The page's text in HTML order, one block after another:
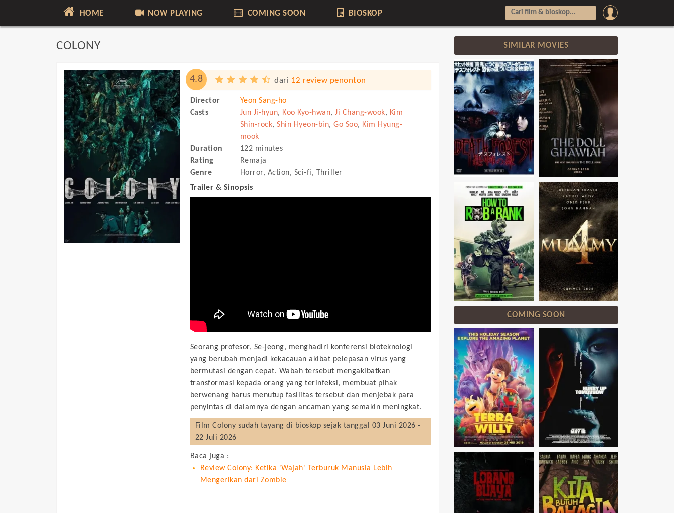
HOME NOW PLAYING COMING SOON BIOSKOP
COLONY
4.8 dari 12 review penonton
Director
Yeon Sang-ho
Casts
Jun Ji-hyun, Koo Kyo-hwan, Ji Chang-wook, Kim
Shin-rock, Shin Hyeon-bin, Go Soo, Kim Hyung-
mook
Duration
122 minutes
Rating
Remaja
Genre
Horror, Action, Sci-fi, Thriller
Trailer & Sinopsis
Seorang profesor, Se-jeong, menghadiri konferensi bioteknologi
yang berubah menjadi kekacauan akibat pelepasan virus yang
bermutasi dengan cepat. Wabah tersebut mengakibatkan
transformasi kepada orang yang terinfeksi, membuat pihak
berwenang harus menutup fasilitas tersebut dan menjebak para
penyintas di dalamnya dengan ancaman yang semakin meningkat.
Film Colony sudah tayang di bioskop sejak tanggal 03 Juni 2026 -
22 Juli 2026
Baca juga :
Review Colony: Ketika 'Wajah' Terburuk Manusia Lebih
Mengerikan dari Zombie
SIMILAR MOVIES
COMING SOON